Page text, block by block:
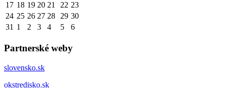
17 18 19 20 21 22 23
24 25 26 27 28 29 30
31 1 2 3 4 5 6
Partnerské weby
slovensko.sk
okstredisko.sk